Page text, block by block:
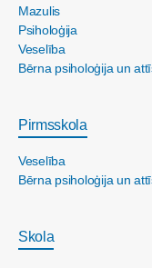
Mazulis
Psiholoģija
Veselība
Bērna psiholoģija un
Pirmsskola
Veselība
Bērna psiholoģija un
Skola